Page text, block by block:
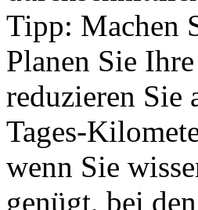
Tipp: Machen
Planen Sie
reduzieren Sie
Tages-
wenn Sie
genügt, bei